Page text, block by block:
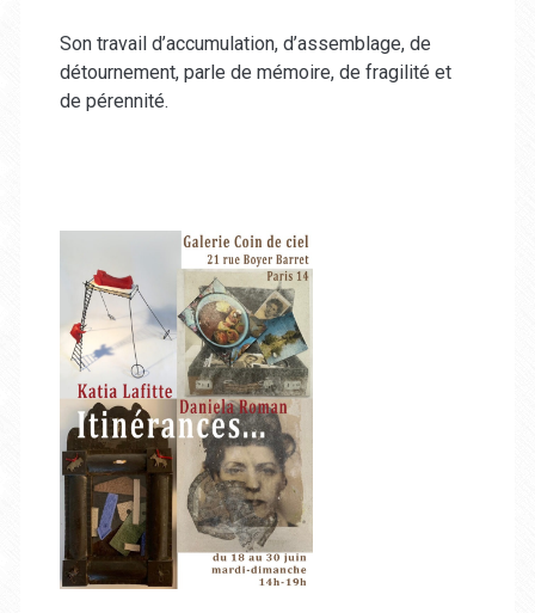
Son travail d’accumulation, d’assemblage, de
détournement, parle de mémoire, de fragilité et
de pérennité.